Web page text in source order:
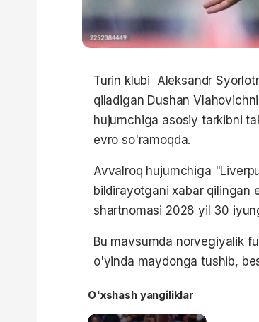
Turin klubi Aleksandr
qiladigan Dushan
hujumchiga asosiy tarkibni
evro so'ramoqda.
Avvalroq hujumchiga
bildirayotgani xabar qilingan
shartnomasi 2028 yil 30
Bu mavsumda norvegiyalik
o'yinda maydonga tushib,
O'xshash yangiliklar